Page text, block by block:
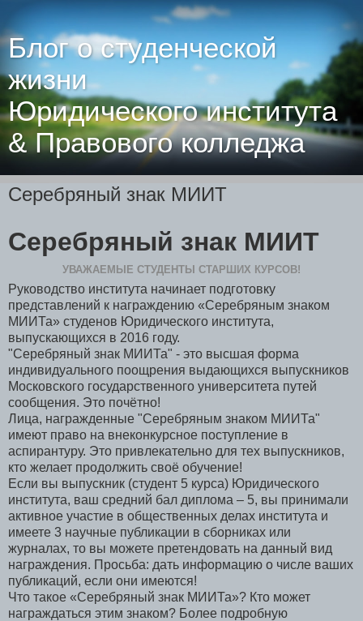
Блог о студенческой
жизни
Юридического института
& Правового колледжа
Серебряный знак МИИТ
Серебряный знак МИИТ
УВАЖАЕМЫЕ СТУДЕНТЫ СТАРШИХ КУРСОВ!
Руководство института начинает подготовку
представлений к награждению «Серебряным знаком
МИИТа» студенов Юридического института,
выпускающихся в 2016 году.
"Серебряный знак МИИТа" - это высшая форма
индивидуального поощрения выдающихся выпускников
Московского государственного университета путей
сообщения. Это почётно!
Лица, награжденные "Серебряным знаком МИИТа"
имеют право на внеконкурсное поступление в
аспирантуру. Это привлекательно для тех выпускников,
кто желает продолжить своё обучение!
Если вы выпускник (студент 5 курса) Юридического
института, ваш средний бал диплома – 5, вы принимали
активное участие в общественных делах института и
имеете 3 научные публикации в сборниках или
журналах, то вы можете претендовать на данный вид
награждения. Просьба: дать информацию о числе ваших
публикаций, если они имеются!
Что такое «Серебряный знак МИИТа»? Кто может
награждаться этим знаком? Более подробную